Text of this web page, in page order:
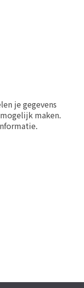
je gegevens
maken.